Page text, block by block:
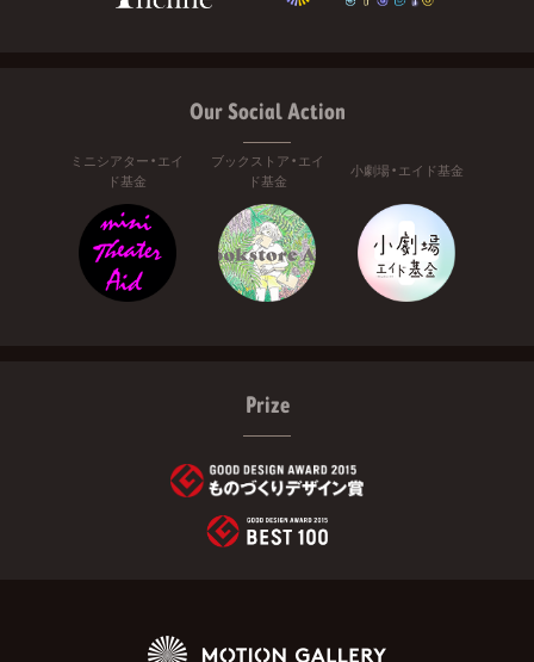
Our Social Action
ミニシアター・エイ
ド基金
ブックストア・エイ
ド基金
小劇場・エイド基金
Prize